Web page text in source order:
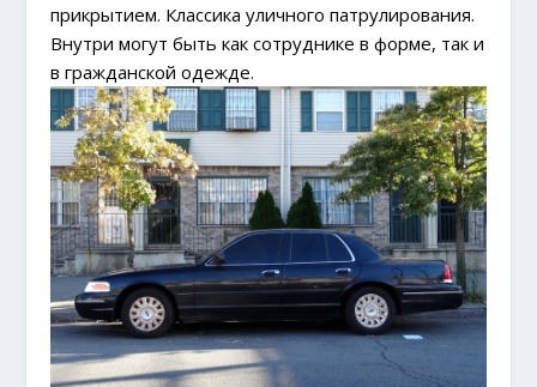
прикрытием. Классика уличного патрулирования.
Внутри могут быть как сотруднике в форме, так и
в гражданской одежде.